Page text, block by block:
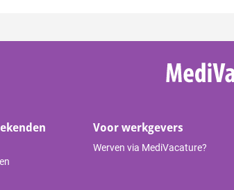
Voor werkgevers
Werven via MediVacature?